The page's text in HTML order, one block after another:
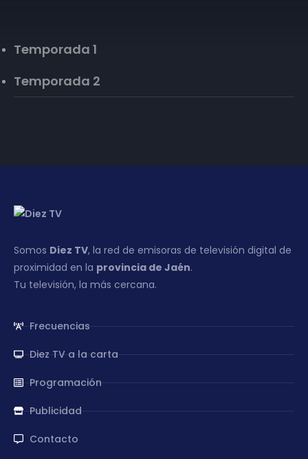
Temporada 1
Temporada 2
Somos Diez TV, la red de emisoras de televisión digital de
proximidad en la provincia de Jaén.
Tu televisión, la más cercana.
Frecuencias
Diez TV a la carta
Programación
Publicidad
Contacto